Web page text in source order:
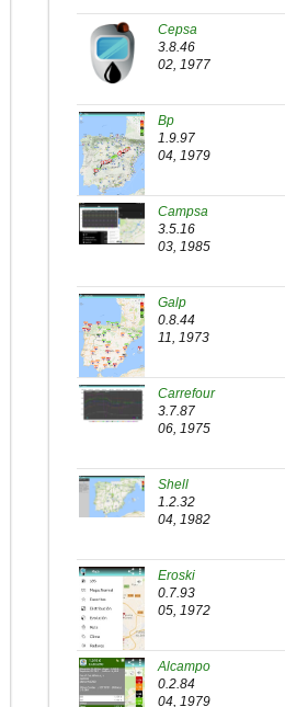
Cepsa
3.8.46
02, 1977
Bp
1.9.97
04, 1979
Campsa
3.5.16
03, 1985
Galp
0.8.44
11, 1973
Carrefour
3.7.87
06, 1975
Shell
1.2.32
04, 1982
Eroski
0.7.93
05, 1972
Alcampo
0.2.84
04, 1979